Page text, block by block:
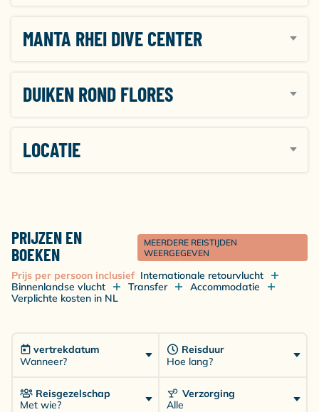
MANTA RHEI DIVE CENTER
DUIKEN ROND FLORES
LOCATIE
PRIJZEN EN
BOEKEN
MEERDERE REISTIJDEN
WEERGEGEVEN
Prijs per persoon inclusief Internationale retourvlucht
Binnenlandse vlucht
Transfer
Accommodatie
Verplichte kosten in NL
vertrekdatum
Wanneer?
Reisduur
Hoe lang?
Reisgezelschap
Met wie?
Verzorging
Alle